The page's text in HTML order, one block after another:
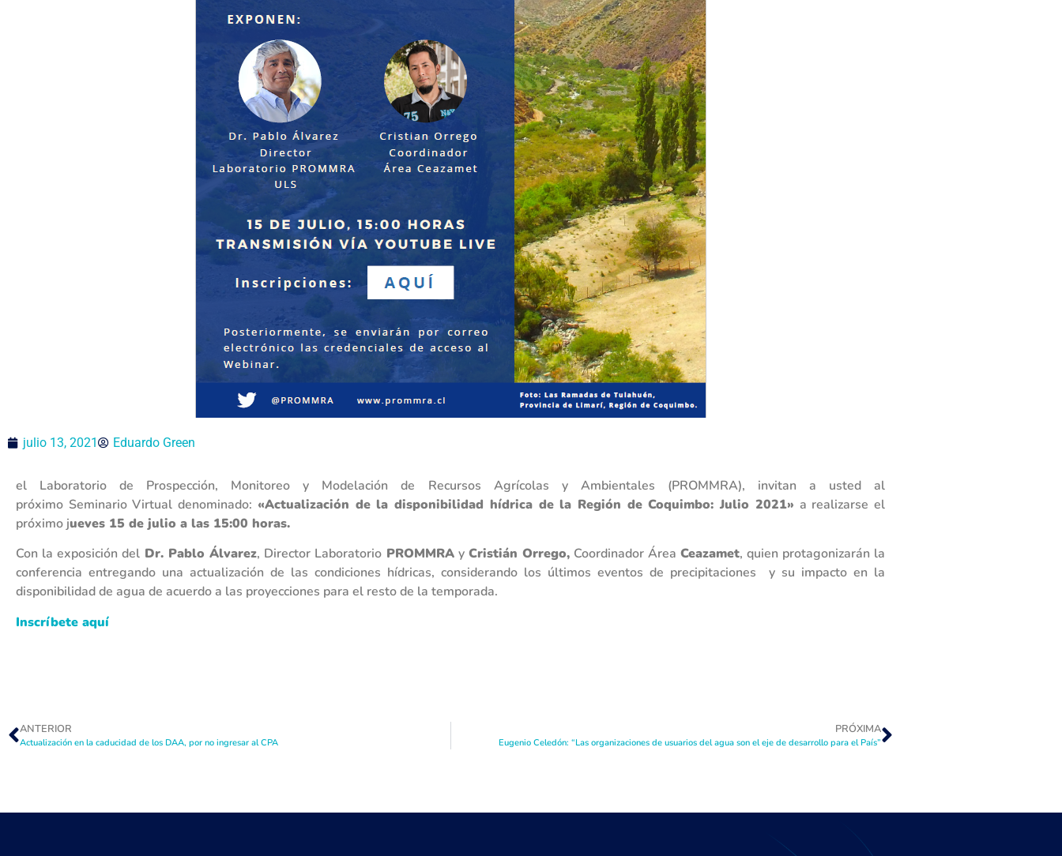
julio 13, 2021 Eduardo Green
el Laboratorio de Prospección, Monitoreo y Modelación de Recursos Agrícolas y Ambientales (PROMMRA), invitan a usted al
próximo Seminario Virtual denominado: «Actualización de la disponibilidad hídrica de la Región de Coquimbo: Julio 2021» a realizarse el
próximo jueves 15 de julio a las 15:00 horas.
Con la exposición del Dr. Pablo Álvarez, Director Laboratorio PROMMRAy Cristián Orrego,Coordinador Área Ceazamet, quien protagonizarán la
conferencia entregando una actualización de las condiciones hídricas, considerando los últimos eventos de precipitaciones y su impacto en la
disponibilidad de agua de acuerdo a las proyecciones para el resto de la temporada.
Inscríbete aquí
ANTERIOR
Actualización en la caducidad de los DAA, por no ingresar al CPA
PRÓXIMA
Eugenio Celedón: “Las organizaciones de usuarios del agua son el eje de desarrollo para el País”